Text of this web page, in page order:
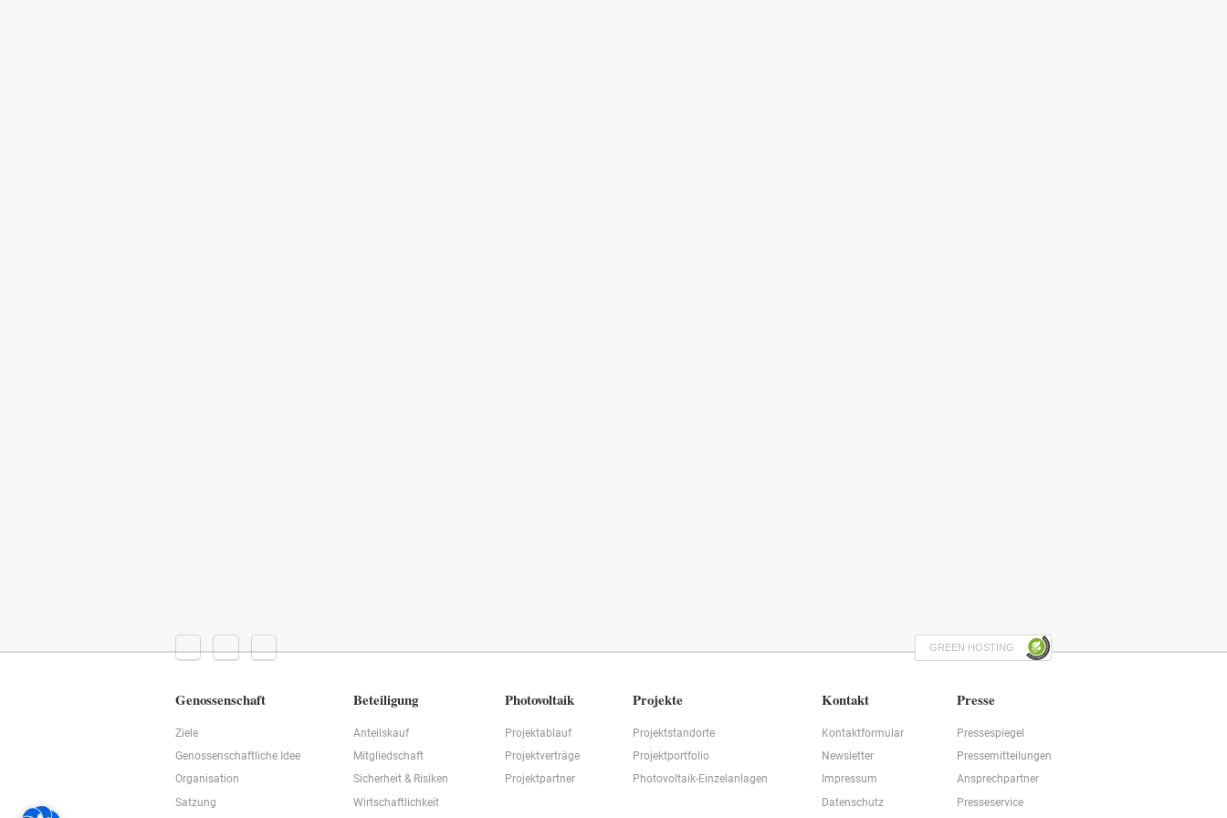
GREEN HOSTING
Genossenschaft
Ziele
Genossenschaftliche Idee
Organisation
Satzung
Beteiligung
Anteilskauf
Mitgliedschaft
Sicherheit & Risiken
Wirtschaftlichkeit
Photovoltaik
Projektablauf
Projektverträge
Projektpartner
Projekte
Projektstandorte
Projektportfolio
Photovoltaik-Einzelanlagen
Kontakt
Kontaktformular
Newsletter
Impressum
Datenschutz
Presse
Pressespiegel
Pressemitteilungen
Ansprechpartner
Presseservice